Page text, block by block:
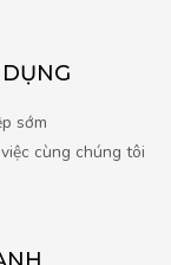
sớm
cùng chúng tôi